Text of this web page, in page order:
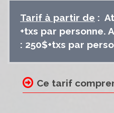
Tarif à partir de :
+txs par personne.
: 250$+txs par
Ce tarif